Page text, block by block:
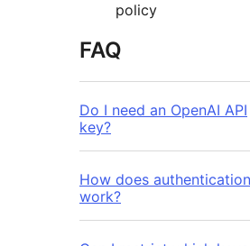
policy
FAQ
Do I need an OpenAI API
key?
How does authentication
work?